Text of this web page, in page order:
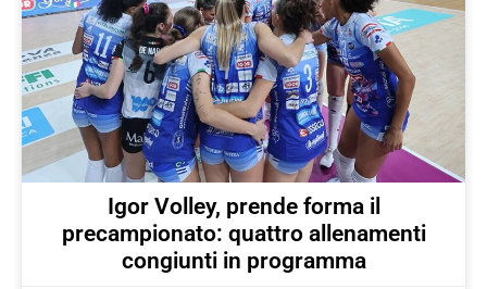
Igor Volley, prende forma il
precampionato: quattro allenamenti
congiunti in programma